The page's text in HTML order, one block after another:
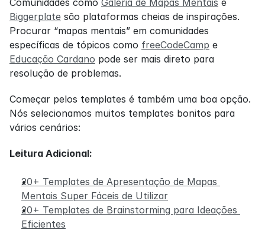
Biggerplate são plataformas cheias de inspirações.
Procurar “mapas mentais” em comunidades
específicas de tópicos como freeCodeCamp
Educação Cardano pode ser mais direto para
resolução de problemas.
Começar pelos templates é também uma boa opção.
Nós selecionamos muitos templates bonitos para
vários cenários:
Leitura Adicional:
20+ Templates de Apresentação de Mapas
Mentais Super Fáceis de Utilizar
20+ Templates de Brainstorming para Ideações
Eficientes